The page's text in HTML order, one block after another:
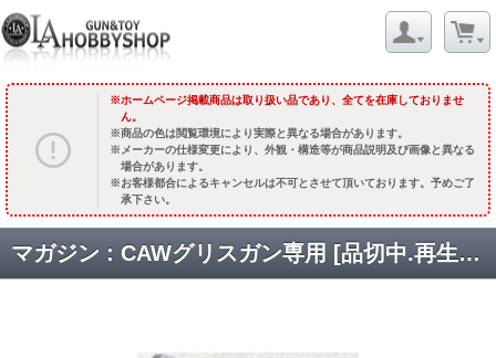
ホームページ掲載商品は取り扱い品であり、全てを在庫しておりませ
ん。
商品の色は閲覧環境により実際と異なる場合があります。
メーカーの仕様変更により、外観・構造等が商品説明及び画像と異なる
場合があります。
お客様都合によるキャンセルは不可とさせて頂いております。予めご了
承下さい。
マガジン : CAWグリスガン専用 [品切中.再生産待ち]